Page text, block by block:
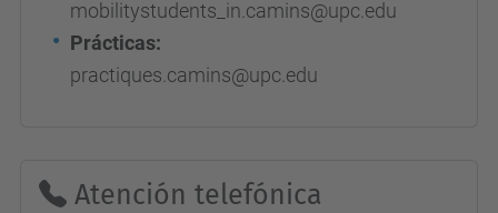
mobilitystudents_in.camins@upc.edu
Prácticas:
practiques.camins@upc.edu
Atención telefónica